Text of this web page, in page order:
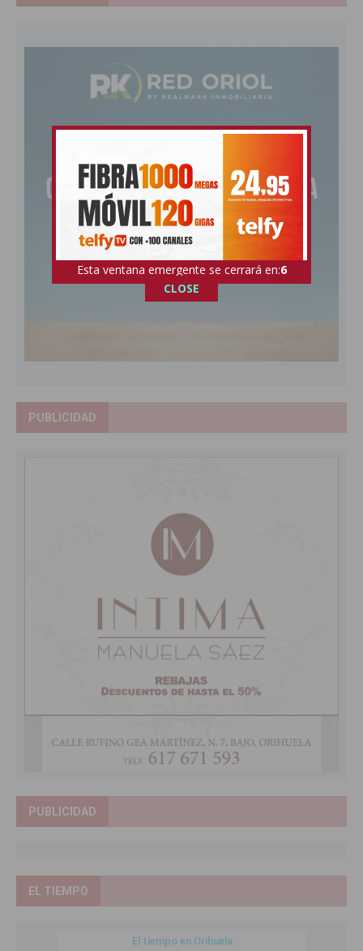
PUBLICIDAD
PUBLICIDAD
EL TIEMPO
Esta ventana emergente se cerrará en:4
CLOSE